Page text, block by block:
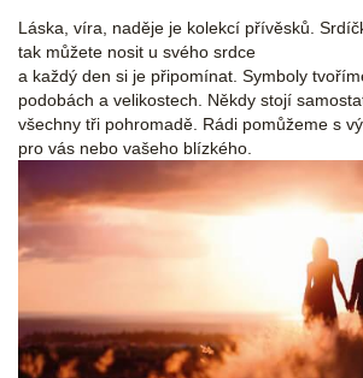
Láska, víra, naděje je kolekcí přívěsků.
tak můžete nosit u svého srdce
a každý den si je připomínat. Symboly
podobách a velikostech. Někdy stojí
všechny tři pohromadě. Rádi pomůžeme s
pro vás nebo vašeho blízkého.